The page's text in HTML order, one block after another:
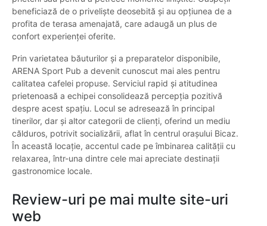
beneficiază de o priveliște deosebită și au opțiunea de a
profita de terasa amenajată, care adaugă un plus de
confort experienței oferite.
Prin varietatea băuturilor și a preparatelor disponibile,
ARENA Sport Pub a devenit cunoscut mai ales pentru
calitatea cafelei propuse. Serviciul rapid și atitudinea
prietenoasă a echipei consolidează percepția pozitivă
despre acest spațiu. Locul se adresează în principal
tinerilor, dar și altor categorii de clienți, oferind un mediu
călduros, potrivit socializării, aflat în centrul orașului Bicaz.
În această locație, accentul cade pe îmbinarea calității cu
relaxarea, într-una dintre cele mai apreciate destinații
gastronomice locale.
Review-uri pe mai multe site-uri
web